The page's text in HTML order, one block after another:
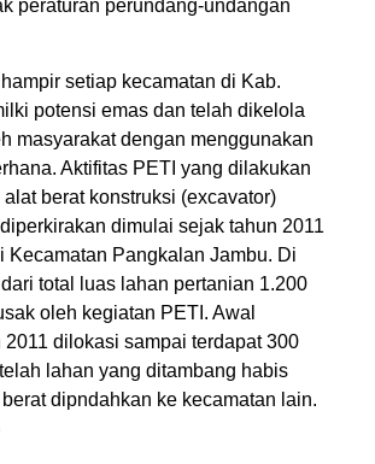
peraturan perundang-undangan
setiap kecamatan di Kab.
potensi emas dan telah dikelola
masyarakat dengan menggunakan
Aktifitas PETI yang dilakukan
berat konstruksi (excavator)
dimulai sejak tahun 2011
Kecamatan Pangkalan Jambu. Di
total luas lahan pertanian 1.200
oleh kegiatan PETI. Awal
2011 dilokasi sampai terdapat 300
lahan yang ditambang habis
dipndahkan ke kecamatan lain.